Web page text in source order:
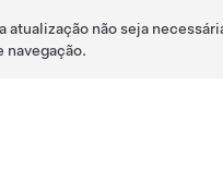
não seja
navegação.